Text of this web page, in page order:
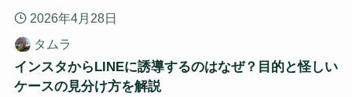
2026年4月28日
タムラ
インスタからLINEに誘導するのはなぜ？目的と怪しい
ケースの見分け方を解説